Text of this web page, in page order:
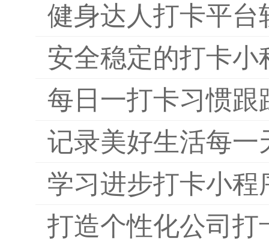
健身达人打卡平台
安全稳定的打卡小
每日一打卡习惯跟
记录美好生活每一
学习进步打卡小程
打造个性化公司打